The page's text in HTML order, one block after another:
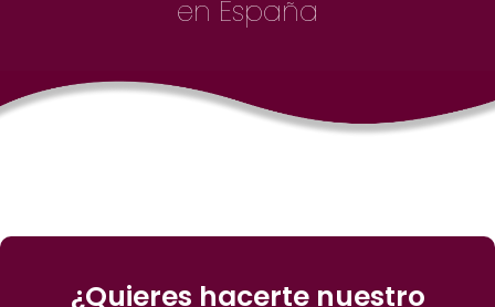
en España
¿Quieres hacerte nuestro